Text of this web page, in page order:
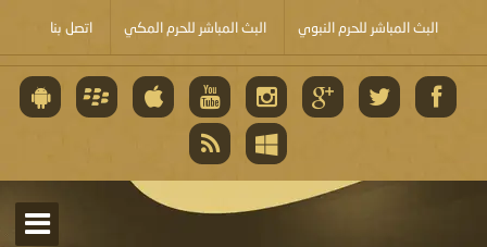
البث المباشر للحرم النبوي البث المباشر للحرم المكي اتصل بنا